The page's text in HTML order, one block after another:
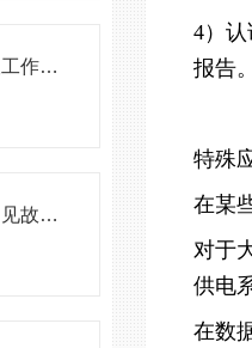
高压共箱母线槽结构特点及工作原理
插接式母线槽维护保养及常见故障处理指南
4）
报告
特殊
在某
对于
供电
在数